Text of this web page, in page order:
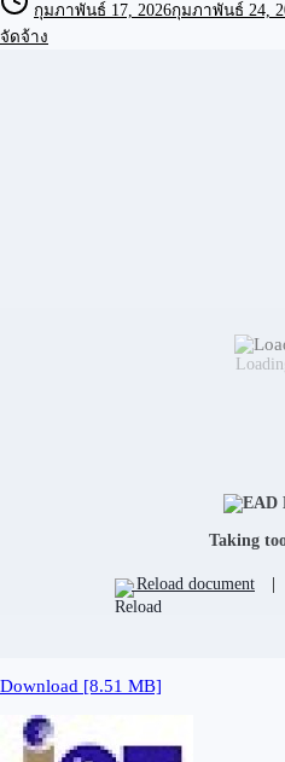
กุมภาพันธ์ 17, 2026กุมภาพันธ์ 24,
จัดจ้าง
Taking
Reload document
Download [8.51 MB]